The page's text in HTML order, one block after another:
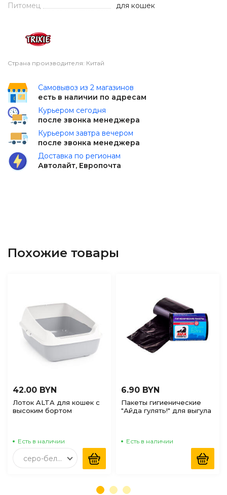
Питомец
для кошек
Страна производителя: Китай
Самовывоз из 2 магазинов
есть в наличии по адресам
Курьером сегодня
после звонка менеджера
Курьером завтра вечером
после звонка менеджера
Доставка по регионам
Автолайт, Европочта
Похожие товары
42.00 BYN
Лоток ALTA для кошек с
высоким бортом
Есть в наличии
серо-белый
6.90 BYN
Пакеты гигиенические
"Айда гулять!" для выгула
Есть в наличии